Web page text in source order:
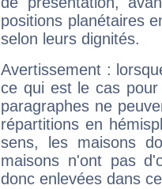
positions planétaires
selon leurs dignités.
Avertissement :
ce qui est le cas
paragraphes ne
répartitions en
sens, les maisons
maisons n'ont pas
donc enlevées dans